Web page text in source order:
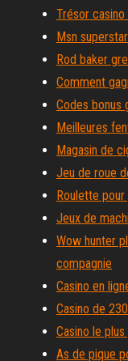
Trésor casino
Msn
Rod baker
Comment
Codes bonus
Meilleures
Magasin de
Jeu de roue
Roulette
Jeux de
Wow hunter
compagnie
Casino en
Casino de
Casino le
As de pique